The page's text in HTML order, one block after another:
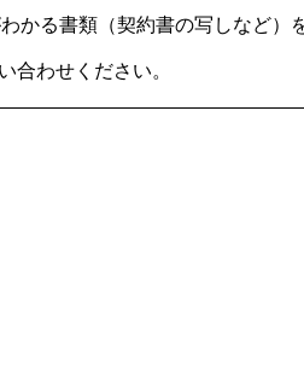
かる書類（契約書の写しなど）
合わせください。